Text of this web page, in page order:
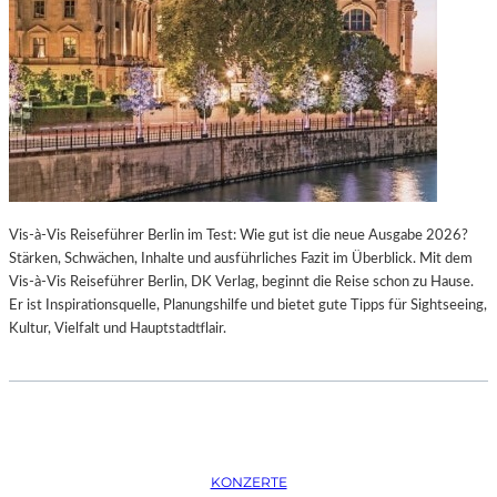
K
T
I
O
N
M
I
T
H
M
B
U
R
O
S
O
P
E
R
I
N
M
Ü
C
H
E
N
P
Vis-à-Vis Reiseführer Berlin im Test: Wie gut ist die neue Ausgabe 2026?
Stärken, Schwächen, Inhalte und ausführliches Fazit im Überblick. Mit dem
Vis-à-Vis Reiseführer Berlin, DK Verlag, beginnt die Reise schon zu Hause.
Er ist Inspirationsquelle, Planungshilfe und bietet gute Tipps für Sightseeing,
Kultur, Vielfalt und Hauptstadtflair.
KONZERTE